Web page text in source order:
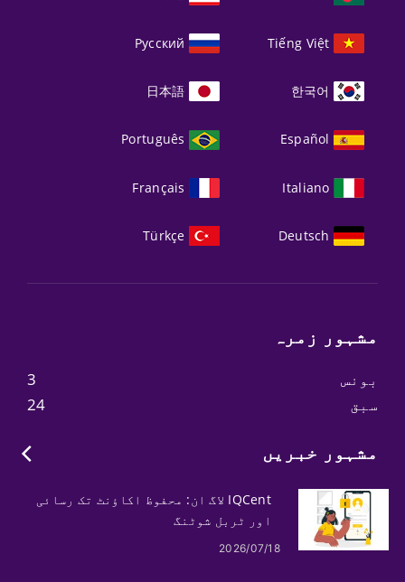
Tiếng Việt
Русский
한국어
日本語
Español
Português
Italiano
Français
Deutsch
Türkçe
مشہور زمرہ
3
بونس
24
سبق
مشہور خبریں
IQCent لاگ ان: محفوظ اکاؤنٹ تک رسائی
اور ٹربل شوٹنگ
2026/07/18